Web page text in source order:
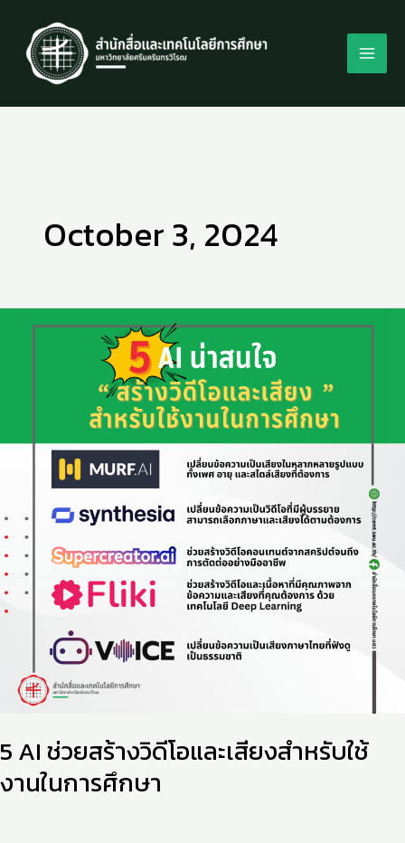
content
October 3, 2024
5 AI ช่วยสร้างวิดีโอและเสียงสำหรับใช้
งานในการศึกษา
งาน
ใน
การ
ศึกษา